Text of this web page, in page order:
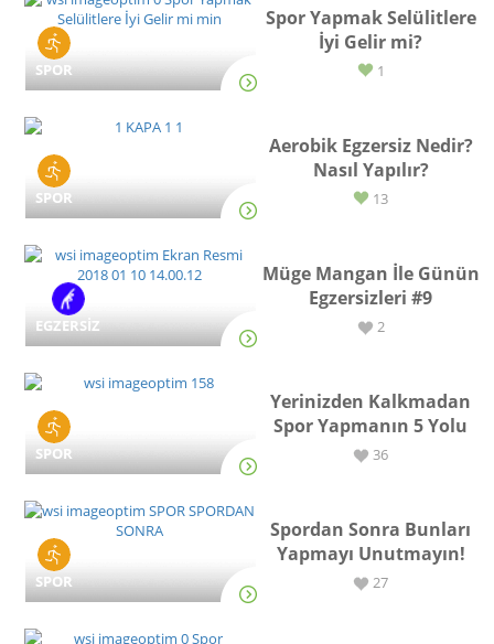
SPOR
Spor Yapmak Selülitlere
İyi Gelir mi?
1
SPOR
Aerobik Egzersiz Nedir?
Nasıl Yapılır?
13
EGZERSİZ
Müge Mangan İle Günün
Egzersizleri #9
2
SPOR
Yerinizden Kalkmadan
Spor Yapmanın 5 Yolu
36
SPOR
Spordan Sonra Bunları
Yapmayı Unutmayın!
27